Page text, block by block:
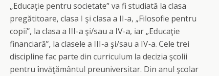
„Educaţie pentru societate” va fi studiată la clasa
pregătitoare, clasa I şi clasa a II-a, „Filosofie pentru
copii”, la clasa a III-a şi/sau a IV-a, iar „Educaţie
financiară”, la clasele a III-a şi/sau a IV-a. Cele trei
discipline fac parte din curriculum la decizia şcolii
pentru învăţământul preuniversitar. Din anul şcolar